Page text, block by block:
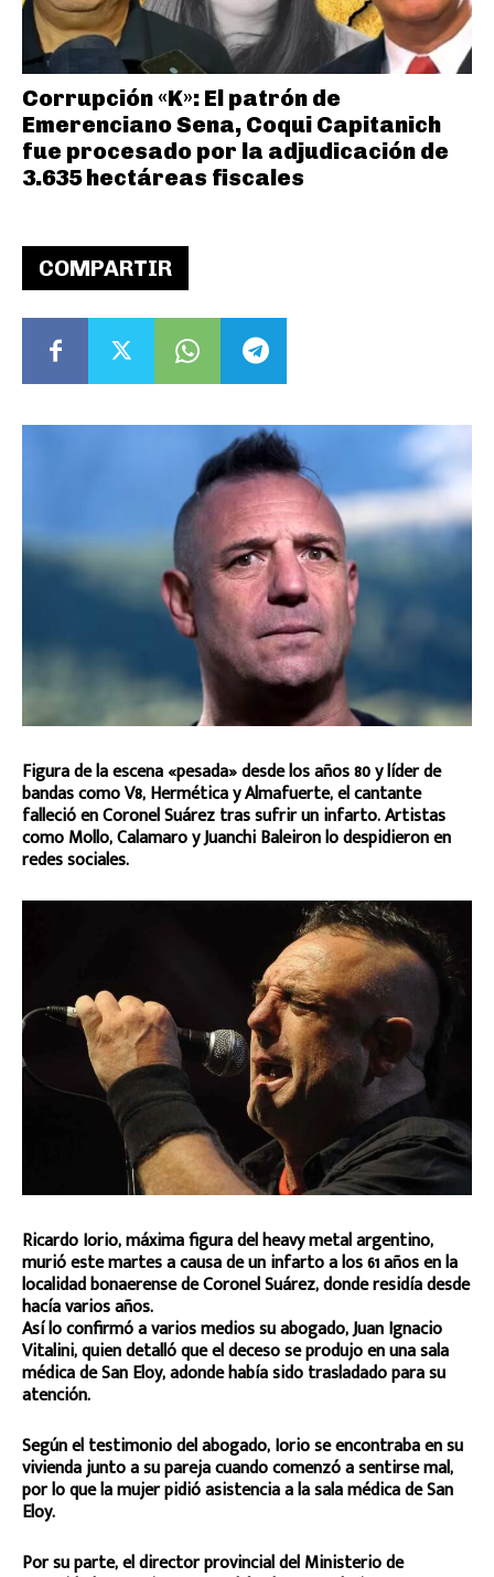
COMPARTIR
Figura de la escena «pesada» desde los años 80 y líder de
bandas como V8, Hermética y Almafuerte, el cantante
falleció en Coronel Suárez tras sufrir un infarto. Artistas
como Mollo, Calamaro y Juanchi Baleiron lo despidieron en
redes sociales.
Ricardo Iorio, máxima figura del heavy metal argentino,
murió este martes a causa de un infarto a los 61 años en la
localidad bonaerense de Coronel Suárez, donde residía desde
hacía varios años.
Así lo confirmó a varios medios su abogado, Juan Ignacio
Vitalini, quien detalló que el deceso se produjo en una sala
médica de San Eloy, adonde había sido trasladado para su
atención.
Según el testimonio del abogado, Iorio se encontraba en su
vivienda junto a su pareja cuando comenzó a sentirse mal,
por lo que la mujer pidió asistencia a la sala médica de San
Eloy.
Por su parte, el director provincial del Ministerio de
Corrupción «K»: El patrón de
Emerenciano Sena, Coqui Capitanich
fue procesado por la adjudicación de
3.635 hectáreas fiscales